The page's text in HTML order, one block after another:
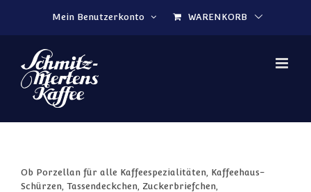
Mein Benutzerkonto
WARENKORB
Ob Porzellan für alle Kaffeespezialitäten, Kaffeehaus-
Schürzen, Tassendeckchen, Zuckerbriefchen,